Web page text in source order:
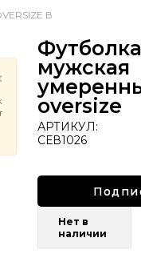
Футболка
мужская
oversize
АРТИКУЛ:
СЕВ1026
Нет в
наличии